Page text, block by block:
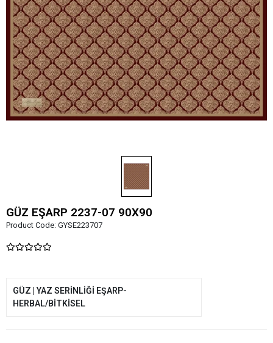
GÜZ EŞARP 2237-07 90X90
Product Code: GYSE223707
GÜZ | YAZ SERİNLİĞİ EŞARP-
HERBAL/BİTKİSEL